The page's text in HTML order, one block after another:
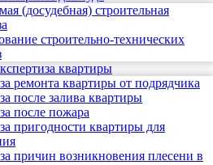
(досудебная) строительная
строительно-технических
квартиры
ремонта квартиры от подрядчика
после залива квартиры
после пожара
пригодности квартиры для
причин возникновения плесени в